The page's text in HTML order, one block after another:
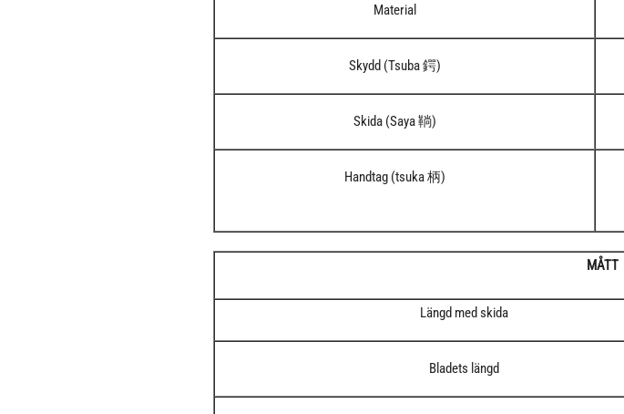
Material
Skydd (Tsuba 鍔)
Skida (Saya 鞝)
Handtag (tsuka 柄)
MÅTT
Längd med skida
Bladets längd